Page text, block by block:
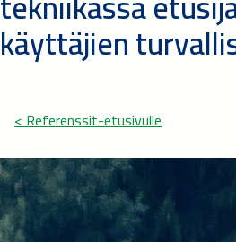
käyttäjien
< Referenssit-etusivulle